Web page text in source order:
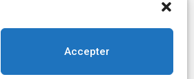
Accepter
Sécurité
Sports et loisirs